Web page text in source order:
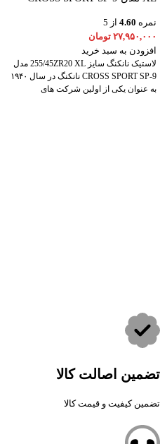
نمره 4.60 از 5
۲۷,۹۵۰,۰۰۰ تومان
افزودن به سبد خرید
لاستیک نانکنگ سایز 255/45ZR20 XL مدل
CROSS SPORT SP-9 نانکنگ در سال ۱۹۴۰
به عنوان یکی از اولین شرکت های
تضمین اصالت کالا
تضمین کیفیت و قیمت کالا